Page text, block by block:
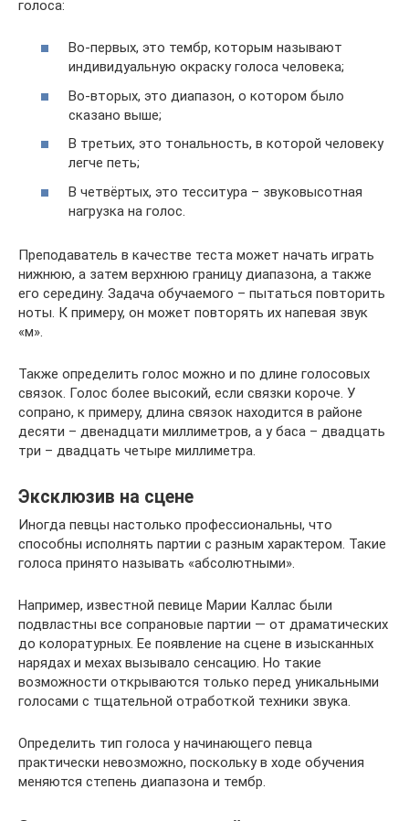
голоса:
Во-первых, это тембр, которым называют
индивидуальную окраску голоса человека;
Во-вторых, это диапазон, о котором было
сказано выше;
В третьих, это тональность, в которой человеку
легче петь;
В четвёртых, это тесситура – звуковысотная
нагрузка на голос.
Преподаватель в качестве теста может начать играть
нижнюю, а затем верхнюю границу диапазона, а также
его середину. Задача обучаемого – пытаться повторить
ноты. К примеру, он может повторять их напевая звук
«м».
Также определить голос можно и по длине голосовых
связок. Голос более высокий, если связки короче. У
сопрано, к примеру, длина связок находится в районе
десяти – двенадцати миллиметров, а у баса – двадцать
три – двадцать четыре миллиметра.
Эксклюзив на сцене
Иногда певцы настолько профессиональны, что
способны исполнять партии с разным характером. Такие
голоса принято называть «абсолютными».
Например, известной певице Марии Каллас были
подвластны все сопрановые партии — от драматических
до колоратурных. Ее появление на сцене в изысканных
нарядах и мехах вызывало сенсацию. Но такие
возможности открываются только перед уникальными
голосами с тщательной отработкой техники звука.
Определить тип голоса у начинающего певца
практически невозможно, поскольку в ходе обучения
меняются степень диапазона и тембр.